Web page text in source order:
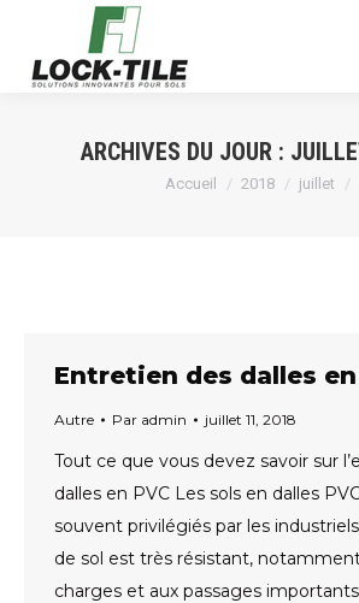
ARCHIVES DU JOUR :
Vous êtes ici :
Accueil 2018 juillet
Entretien des dalles en
Autre Par admin juillet 11, 2018
Tout ce que vous devez savoir sur
dalles en PVC Les sols en dalles
souvent privilégiés par les
de sol est très résistant,
charges et aux passages